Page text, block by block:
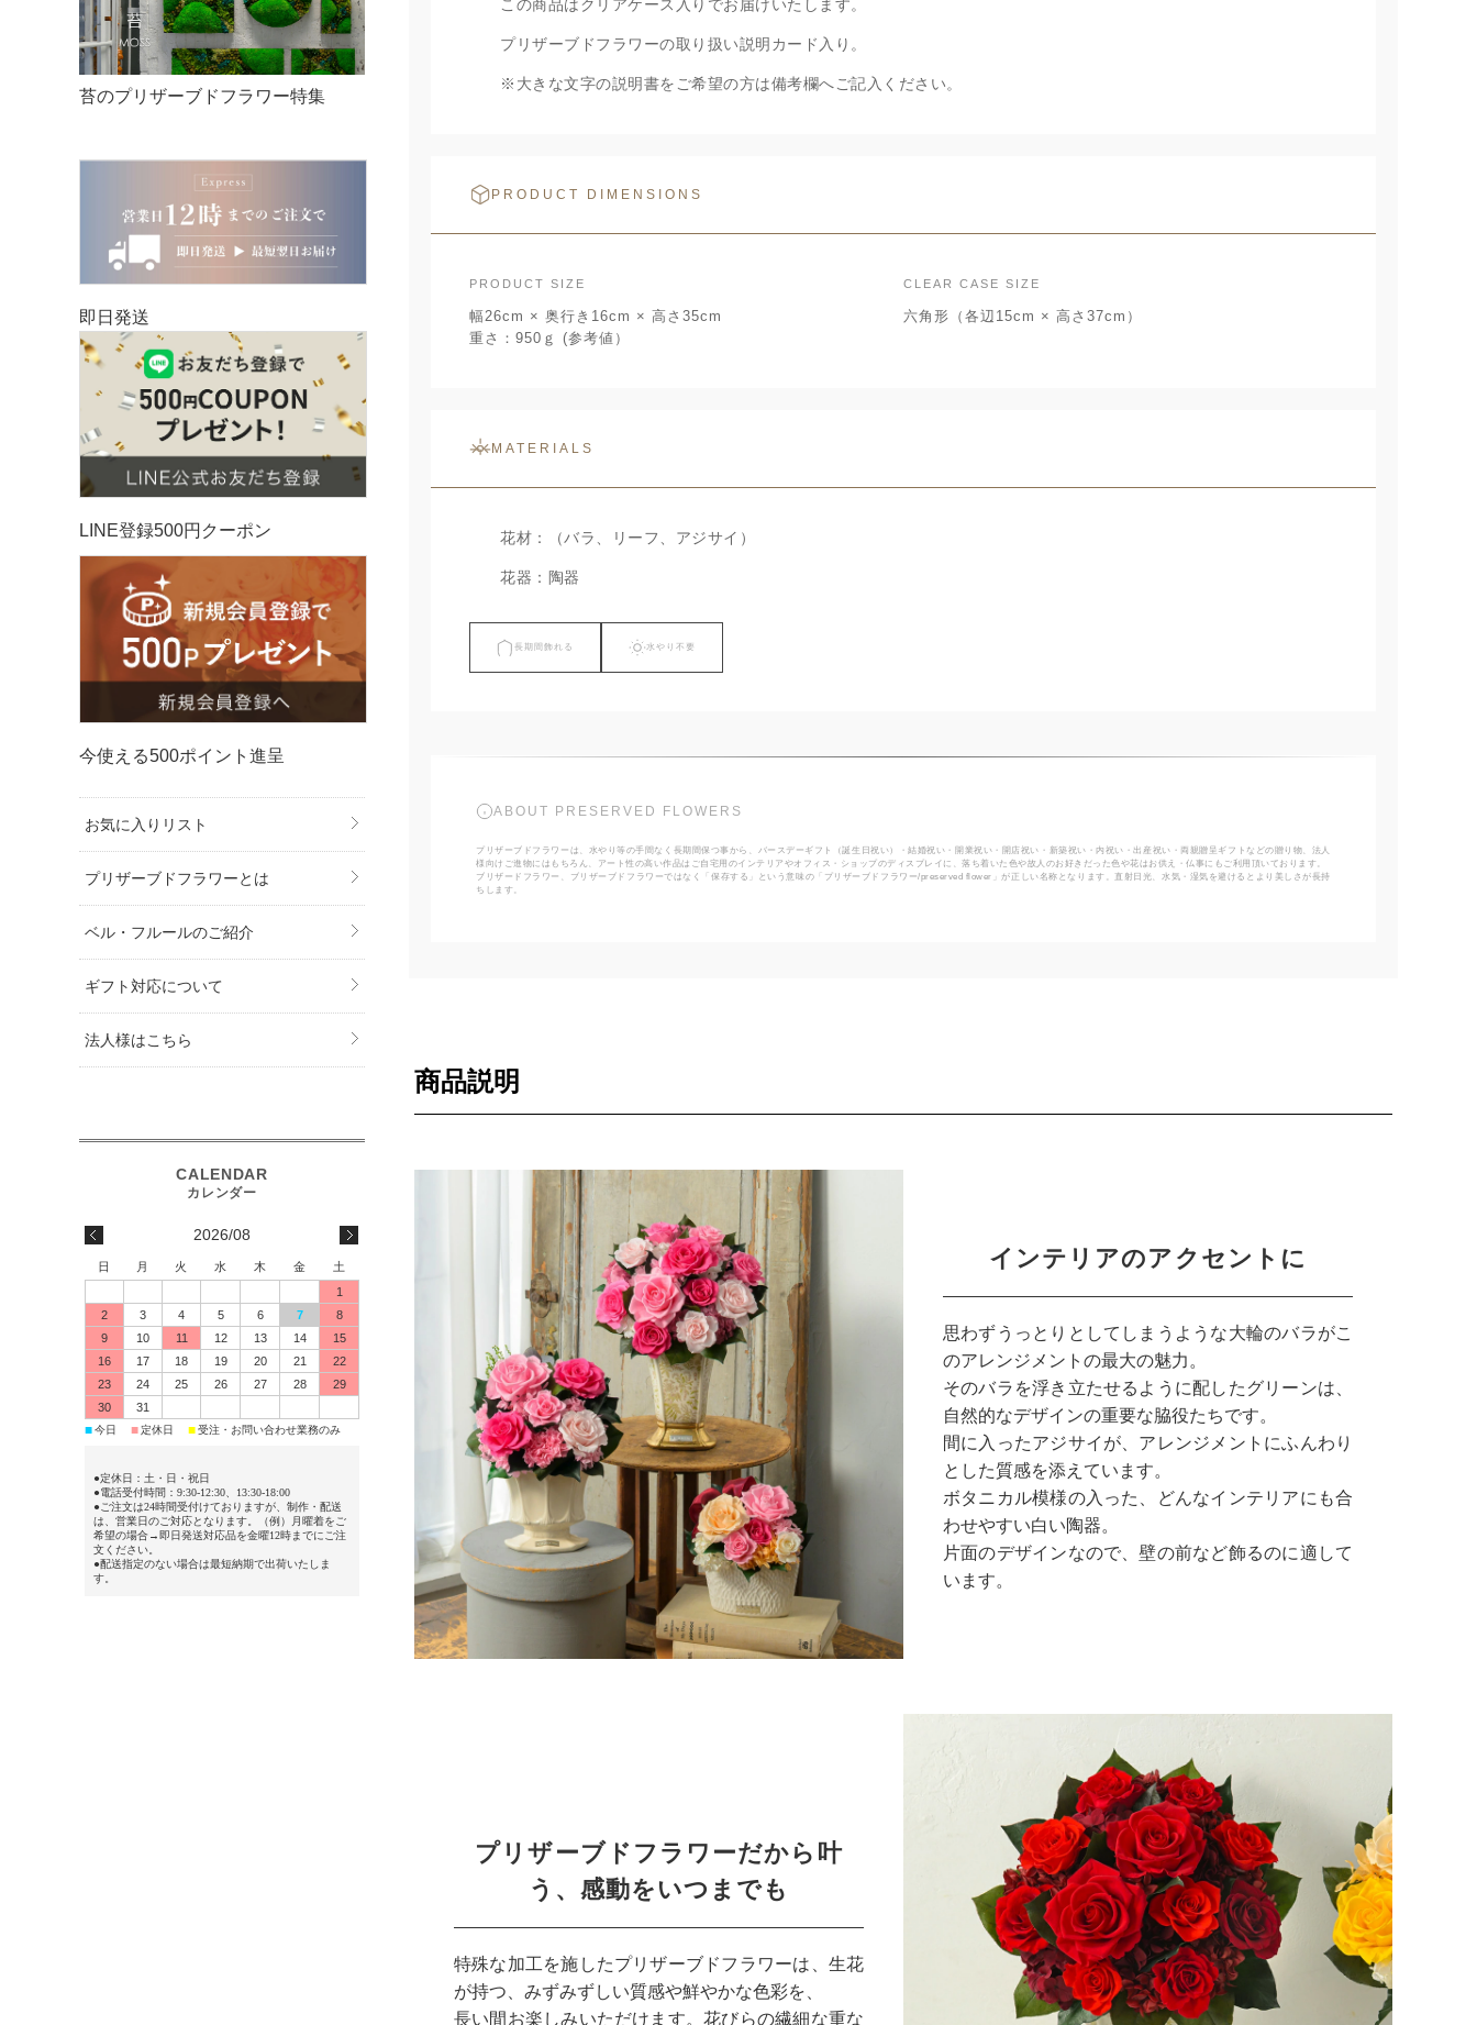
この商品はクリアケース入りでお届けいたします。
プリザーブドフラワーの取り扱い説明カード入り。
※大きな文字の説明書をご希望の方は備考欄へご記入ください。
PRODUCT DIMENSIONS
PRODUCT SIZE
幅26cm × 奥行き16cm × 高さ35cm
重さ：950ｇ (参考値）
CLEAR CASE SIZE
六角形（各辺15cm × 高さ37cm）
MATERIALS
花材：（バラ、リーフ、アジサイ）
花器：陶器
長期間飾れる 水やり不要
ABOUT PRESERVED FLOWERS
プリザーブドフラワーは、水やり等の手間なく長期間保つ事から、バースデーギフト（誕生日祝い）・結婚祝い・開業祝い・開店祝い・新築祝い・内祝い・出産祝い・両親贈呈ギフトなどの贈り物、法人
様向けご進物にはもちろん、アート性の高い作品はご自宅用のインテリアやオフィス・ショップのディスプレイに、落ち着いた色や故人のお好きだった色や花はお供え・仏事にもご利用頂いております。
ブリザードフラワー、ブリザーブドフラワーではなく「保存する」という意味の「プリザーブドフラワー/preserved flower」が正しい名称となります。直射日光、水気・湿気を避けるとより美しさが長持
ちします。
商品説明
インテリアのアクセントに
思わずうっとりとしてしまうような大輪のバラがこ
のアレンジメントの最大の魅力。
そのバラを浮き立たせるように配したグリーンは、
自然的なデザインの重要な脇役たちです。
間に入ったアジサイが、アレンジメントにふんわり
とした質感を添えています。
ボタニカル模様の入った、どんなインテリアにも合
わせやすい白い陶器。
片面のデザインなので、壁の前など飾るのに適して
います。
プリザーブドフラワーだから叶
う、感動をいつまでも
特殊な加工を施したプリザーブドフラワーは、生花
が持つ、みずみずしい質感や鮮やかな色彩を、
長い間お楽しみいただけます。花びらの繊細な重な
苔のプリザーブドフラワー特集
即日発送
LINE登録500円クーポン
今使える500ポイント進呈
お気に入りリスト
プリザーブドフラワーとは
ベル・フルールのご紹介
ギフト対応について
法人様はこちら
2026/08
日 月 火 水 木 金
土
1
2
3 4 5 6 7
8
9
10 11 12 13 14
15
16
17 18 19 20 21
22
23
24 25 26 27 28
29
30
31
■今日 ■定休日 ■受注・お問い合わせ業務のみ
●定休日：土・日・祝日
●電話受付時間：9:30-12:30、13:30-18:00
●ご注文は24時間受付けておりますが、制作・配送
は、営業日のご対応となります。（例）月曜着をご
希望の場合→即日発送対応品を金曜12時までにご注
文ください。
●配送指定のない場合は最短納期で出荷いたしま
す。